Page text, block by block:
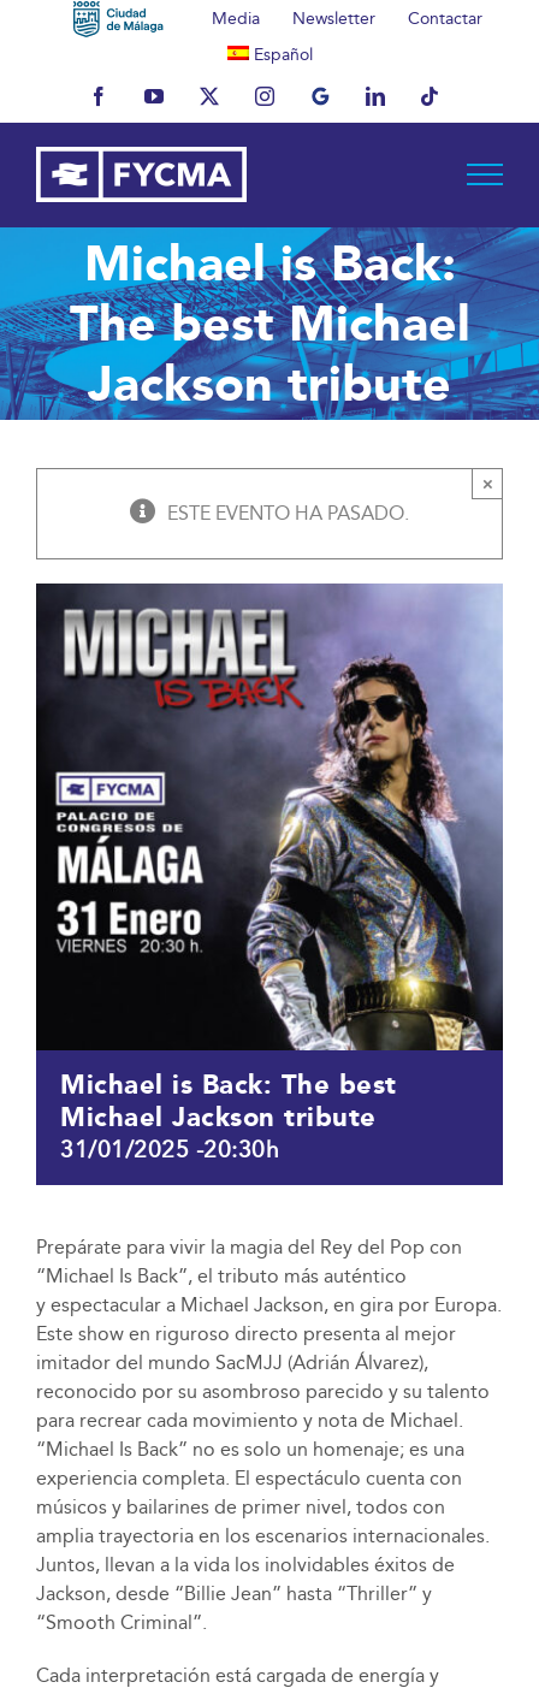
Media Newsletter
Contactar
Español
FacebookYouTubeX InstagramMyBusinessLinkedInTiktok
Michael is Back:
The best Michael
Jackson tribute
ESTE EVENTO HA PASADO.
×
Michael is Back: The best
Michael Jackson tribute
31/01/2025 -20:30h
Prepárate para vivir la magia del Rey del Pop con
“Michael Is Back”, el tributo más auténtico
y espectacular a Michael Jackson, en gira por Europa.
Este show en riguroso directo presenta al mejor
imitador del mundo SacMJJ (Adrián Álvarez),
reconocido por su asombroso parecido y su talento
para recrear cada movimiento y nota de Michael.
“Michael Is Back” no es solo un homenaje; es una
experiencia completa. El espectáculo cuenta con
músicos y bailarines de primer nivel, todos con
amplia trayectoria en los escenarios internacionales.
Juntos, llevan a la vida los inolvidables éxitos de
Jackson, desde “Billie Jean” hasta “Thriller” y
“Smooth Criminal”.
Cada interpretación está cargada de energía y